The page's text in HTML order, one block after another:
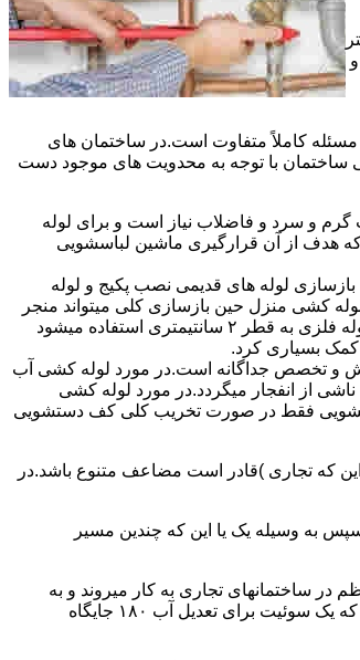
کاملاً متفاوت است.در ساختمان های
ساختمان با توجه به محدویت های موجود دست
و سرد و فاضلاب نیاز است و برای لوله
که هدف از آن قرارگیری ماشین لباسشویی
لوله های قدیمی نصب پکیج و لوله
کشی منزل حین بازسازی کلی میتواند منجر
به افزایش فشار آب مصرفی و آب شوفاژ شود که این امر راندامان شوفاژ در منزل را افزایش میدهد.از آنجایی که برای لوله کشی داخلی ساختمان معمولاً از لوله فلزی به قطر ۲ سانتیمتری استفاده میشود
بسیاری کرد.
و تخصص جداگانه است.در مورد لوله کشی آب
از انفجار میگردد.در مورد لوله کشی
فقط در صورت تخریب کلی کف دستشویی
که تجاری )قادر است مضاعف متنوع باشد.در
به وسیله یک یا این که چندین مسیر
ساختمانهای تجاری به کار میروند و به
مقادیر آب متعددی نیاز دارا هستند.این شیرها آب خروجی از دیگ یا این که آبگرمکن را به دمای پایینتری تعدیل میکنند.مثلا یک شیر دارای اهمیت در یک هتل یا این که یک سوئیت برای تعدیل آب ۱۸۰ جایگاه